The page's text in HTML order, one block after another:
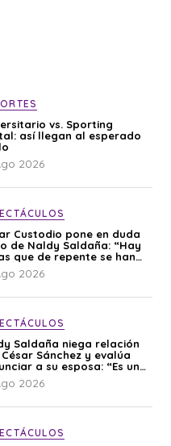
vs. Sporting
así llegan al esperado
2026
Custodio pone en duda
de Naldy Saldaña: “Hay
que de repente se han
2026
Saldaña niega relación
Sánchez y evalúa
a su esposa: “Es una
2026